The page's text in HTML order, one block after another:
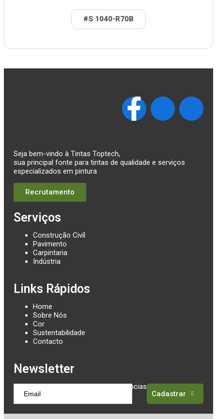
#S 1040-R70B
Seja bem-vindo à Tintas Toptech,
sua principal fonte para tintas de qualidade e serviços
especializados em pintura
Recrutamento
Serviços
Construção Civíl
Pavimento
Carpintaria
Indústria
Links Rápidos
Home
Sobre Nós
Cor
Sustentabilidade
Contacto
Newsletter
Receba atualizações sobre as tendências em tintas
Cadastrar